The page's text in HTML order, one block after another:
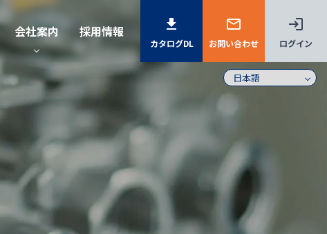
会社案内 採用情報 download
カタログDL
mail_outline
お問い合わせ
login
ログイン